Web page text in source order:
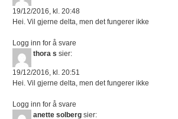
19/12/2016, kl. 20:48
Hei. Vil gjerne delta, men det fungerer ikke
Logg inn for å svare
thora s sier:
19/12/2016, kl. 20:51
Hei. Vil gjerne delta, men det fungerer ikke
Logg inn for å svare
anette solberg sier: